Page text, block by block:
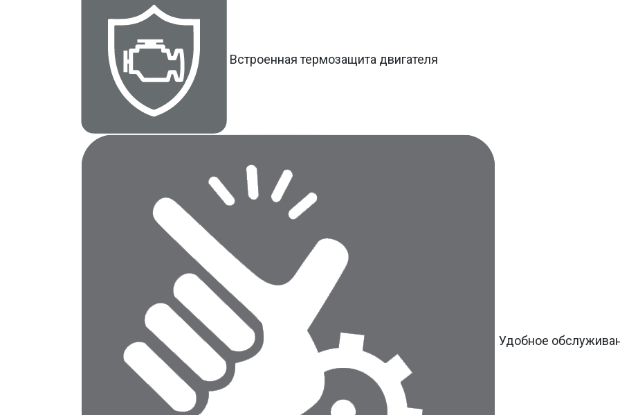
Встроенная термозащита двигателя
Удобное